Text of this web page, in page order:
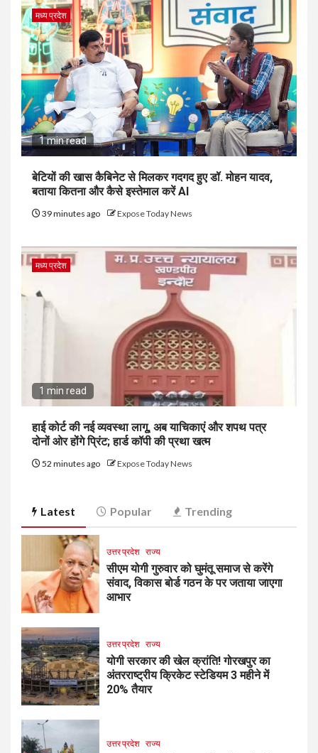
मध्य प्रदेश
1 min read
बेटियों की खास कैबिनेट से मिलकर गदगद हुए डॉ. मोहन यादव,
बताया कितना और कैसे इस्तेमाल करें AI
39 minutes ago Expose Today News
मध्य प्रदेश
1 min read
हाई कोर्ट की नई व्यवस्था लागू, अब याचिकाएं और शपथ पत्र
दोनों ओर होंगे प्रिंट; हार्ड कॉपी की प्रथा खत्म
52 minutes ago Expose Today News
Latest Popular Trending
उत्तर प्रदेश राज्य
सीएम योगी गुरुवार को घुमंतू समाज से करेंगे
संवाद, विकास बोर्ड गठन के पर जताया जाएगा
आभार
उत्तर प्रदेश राज्य
योगी सरकार की खेल क्रांति! गोरखपुर का
अंतरराष्ट्रीय क्रिकेट स्टेडियम 3 महीने में
20% तैयार
उत्तर प्रदेश राज्य